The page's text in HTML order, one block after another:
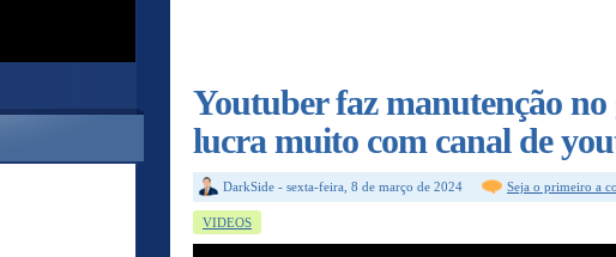
Youtuber faz manutenção
lucra muito com canal de
DarkSide - sexta-feira, 8 de março de 2024 Seja o primeiro a
VIDEOS